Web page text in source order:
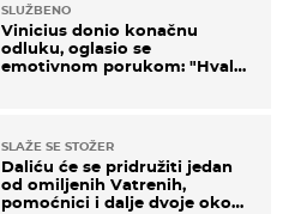
SLUŽBENO
Vinicius donio konačnu
odluku, oglasio se
emotivnom porukom: "Hvala
SLAŽE SE STOŽER
Daliću će se pridružiti jedan
od omiljenih Vatrenih,
pomoćnici i dalje dvoje oko